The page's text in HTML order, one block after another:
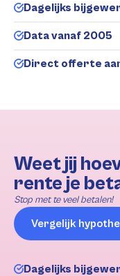
Dagelijks
Data vanaf 2005
Direct offerte
Weet jij
rente je
Stop met te veel betalen!
Vergelijk
Dagelijks